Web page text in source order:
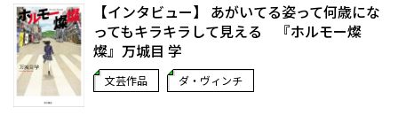
【インタビュー】 あがいてる姿って何歳にな
ってもキラキラして見える 『ホルモー燦
燦』万城目 学
文芸作品 ダ・ヴィンチ